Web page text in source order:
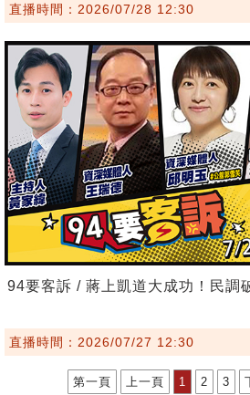
直播時間：2026/07/28 12:30
94要客訴 / 蔣上凱道大成功！民調
直播時間：2026/07/27 12:30
第一頁 上一頁 1 2 3